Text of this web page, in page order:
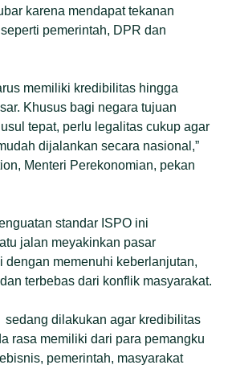
karena mendapat tekanan
pemerintah, DPR dan
memiliki kredibilitas hingga
Khusus bagi negara tujuan
tepat, perlu legalitas cukup agar
dijalankan secara nasional,”
Menteri Perekonomian, pekan
standar ISPO ini
jalan meyakinkan pasar
dengan memenuhi keberlanjutan,
terbebas dari konflik masyarakat.
sedang dilakukan agar kredibilitas
rasa memiliki dari para pemangku
pemerintah, masyarakat